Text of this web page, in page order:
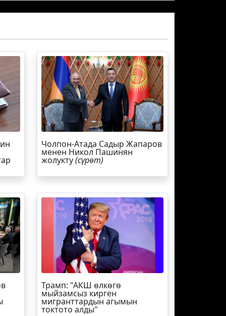
Чолпон-Атада Садыр Жапаров
менен Никол Пашинян
жолукту(сүрөт)
Трамп: "АКШ өлкөгө
мыйзамсыз кирген
мигранттардын агымын
токтото алды"